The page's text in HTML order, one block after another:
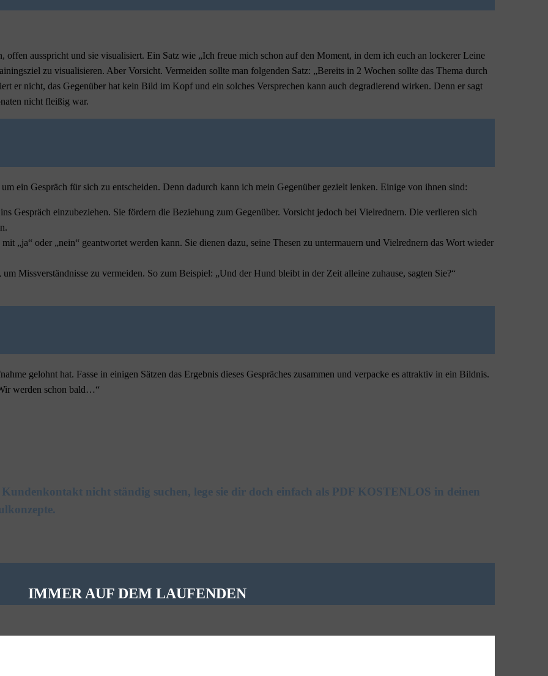
offen ausspricht und sie visualisiert. Ein Satz wie „Ich freue mich schon auf den Moment, in dem ich euch an lockerer Leine
zu visualisieren. Aber Vorsicht. Vermeiden sollte man folgenden Satz: „Bereits in 2 Wochen sollte das Thema durch
er nicht, das Gegenüber hat kein Bild im Kopf und ein solches Versprechen kann auch degradierend wirken. Denn er sagt
nicht fleißig war.
ein Gespräch für sich zu entscheiden. Denn dadurch kann ich mein Gegenüber gezielt lenken. Einige von ihnen sind:
Gespräch einzubeziehen. Sie fördern die Beziehung zum Gegenüber. Vorsicht jedoch bei Vielrednern. Die verlieren sich
„ja“ oder „nein“ geantwortet werden kann. Sie dienen dazu, seine Thesen zu untermauern und Vielrednern das Wort wieder
Missverständnisse zu vermeiden. So zum Beispiel: „Und der Hund bleibt in der Zeit alleine zuhause, sagten Sie?“
gelohnt hat. Fasse in einigen Sätzen das Ergebnis dieses Gespräches zusammen und verpacke es attraktiv in ein Bildnis.
werden schon bald…“
Kundenkontakt nicht ständig suchen, lege sie dir doch einfach als PDF KOSTENLOS in deinen
IMMER AUF DEM LAUFENDEN